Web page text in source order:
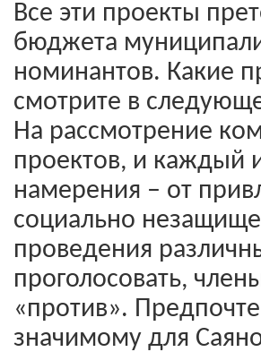
Все эти проекты
бюджета
номинантов. Какие
смотрите в
На рассмотрение
проектов, и каждый
намерения – от
социально
проведения
проголосовать,
«против».
значимому для